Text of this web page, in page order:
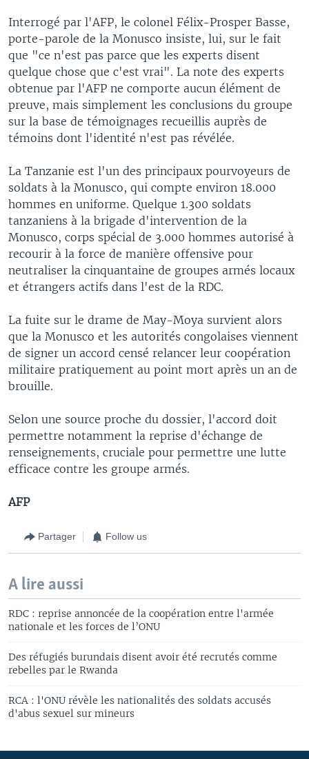
Interrogé par l'AFP, le colonel Félix-Prosper Basse,
porte-parole de la Monusco insiste, lui, sur le fait
que "ce n'est pas parce que les experts disent
quelque chose que c'est vrai". La note des experts
obtenue par l'AFP ne comporte aucun élément de
preuve, mais simplement les conclusions du groupe
sur la base de témoignages recueillis auprès de
témoins dont l'identité n'est pas révélée.
La Tanzanie est l'un des principaux pourvoyeurs de
soldats à la Monusco, qui compte environ 18.000
hommes en uniforme. Quelque 1.300 soldats
tanzaniens à la brigade d'intervention de la
Monusco, corps spécial de 3.000 hommes autorisé à
recourir à la force de manière offensive pour
neutraliser la cinquantaine de groupes armés locaux
et étrangers actifs dans l'est de la RDC.
La fuite sur le drame de May-Moya survient alors
que la Monusco et les autorités congolaises viennent
de signer un accord censé relancer leur coopération
militaire pratiquement au point mort après un an de
brouille.
Selon une source proche du dossier, l'accord doit
permettre notamment la reprise d'échange de
renseignements, cruciale pour permettre une lutte
efficace contre les groupe armés.
AFP
Partager Follow us
A lire aussi
RDC : reprise annoncée de la coopération entre l'armée
nationale et les forces de l’ONU
Des réfugiés burundais disent avoir été recrutés comme
rebelles par le Rwanda
RCA : l'ONU révèle les nationalités des soldats accusés
d'abus sexuel sur mineurs